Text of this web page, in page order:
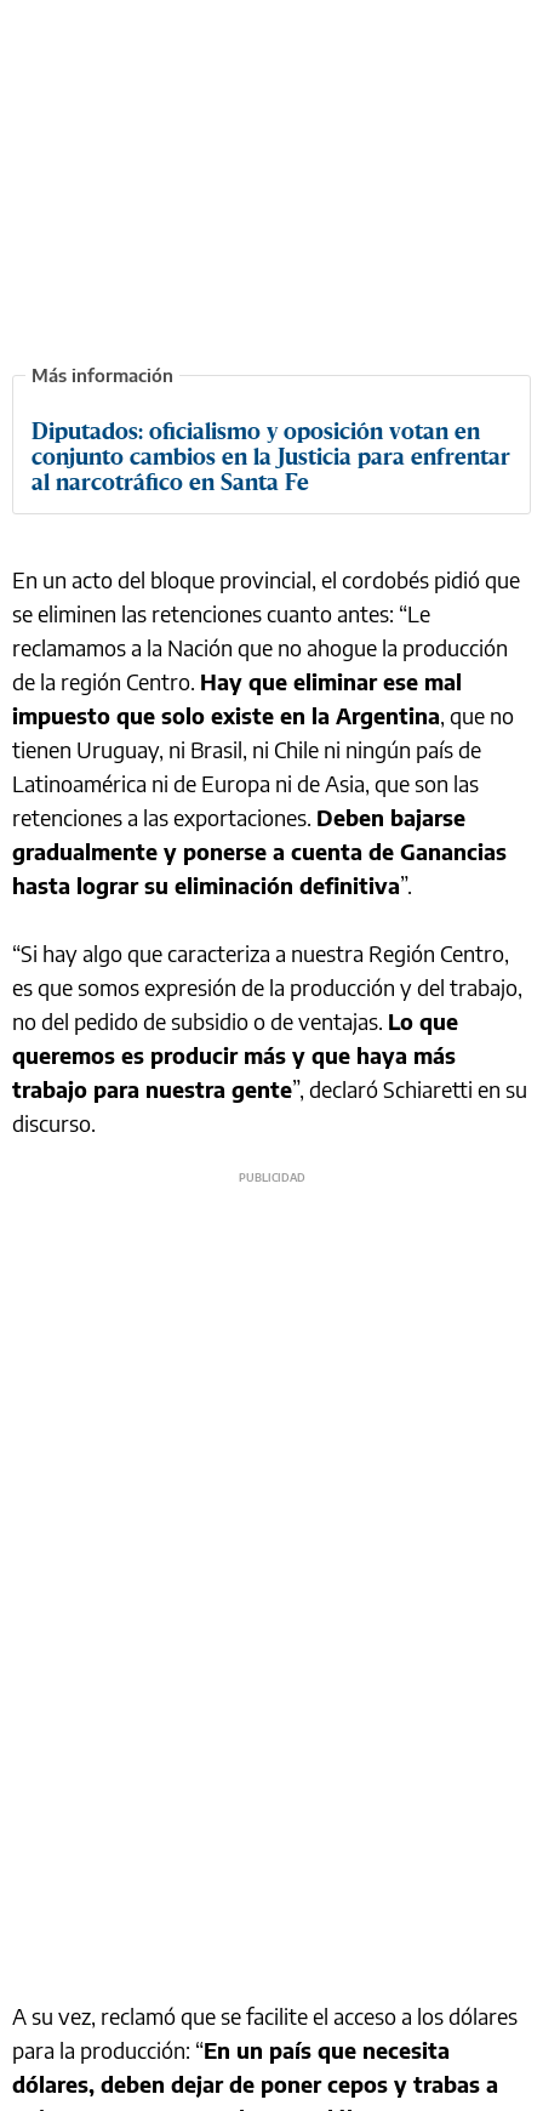
Diputados: oficialismo y oposición votan en
conjunto cambios en la Justicia para enfrentar
al narcotráfico en Santa Fe
En un acto del bloque provincial, el cordobés pidió que
se eliminen las retenciones cuanto antes: “Le
reclamamos a la Nación que no ahogue la producción
de la región Centro. Hay que eliminar ese mal
impuesto que solo existe en la Argentina, que no
tienen Uruguay, ni Brasil, ni Chile ni ningún país de
Latinoamérica ni de Europa ni de Asia, que son las
retenciones a las exportaciones. Deben bajarse
gradualmente y ponerse a cuenta de Ganancias
hasta lograr su eliminación definitiva”.
“Si hay algo que caracteriza a nuestra Región Centro,
es que somos expresión de la producción y del trabajo,
no del pedido de subsidio o de ventajas. Lo que
queremos es producir más y que haya más
trabajo para nuestra gente”, declaró Schiaretti en su
discurso.
A su vez, reclamó que se facilite el acceso a los dólares
para la producción: “En un país que necesita
dólares, deben dejar de poner cepos y trabas a